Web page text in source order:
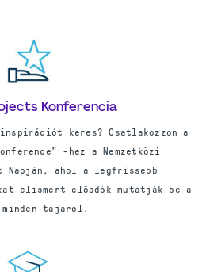
Konferencia
keres? Csatlakozzon a
-hez a Nemzetközi
Napján, ahol a legfrissebb
elismert előadók mutatják be a
tájáról.